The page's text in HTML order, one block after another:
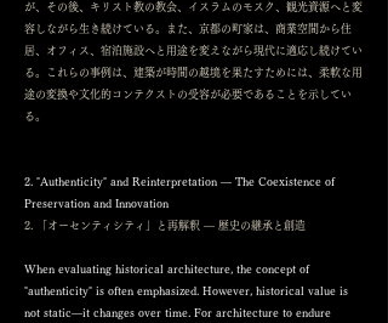
が、その後、キリスト教の教会、イスラムのモスク、観光資源へと変
容しながら生き続けている。また、京都の町家は、商業空間から住
居、オフィス、宿泊施設へと用途を変えながら現代に適応し続けてい
る。これらの事例は、建築が時間の越境を果たすためには、柔軟な用
途の変換や文化的コンテクストの受容が必要であることを示してい
る。
2. "Authenticity" and Reinterpretation — The Coexistence of
Preservation and Innovation
2. 「オーセンティシティ」と再解釈 ― 歴史の継承と創造
When evaluating historical architecture, the concept of
"authenticity" is often emphasized. However, historical value is
not static—it changes over time. For architecture to endure